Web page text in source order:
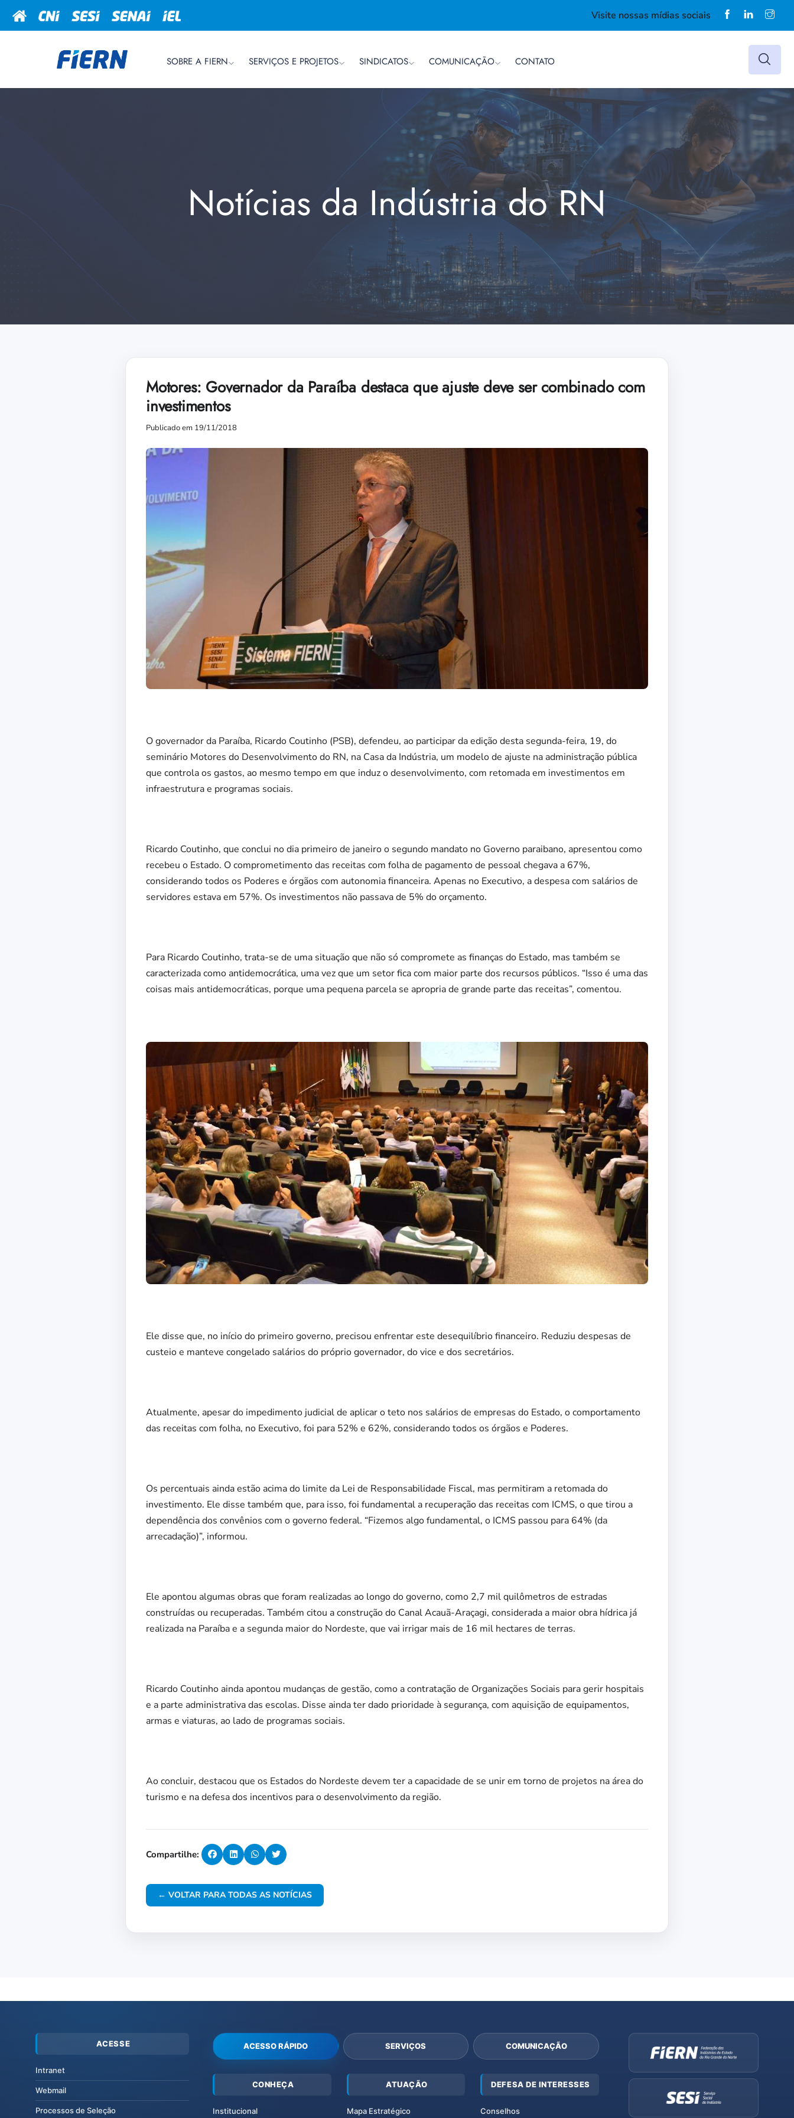
Visite nossas mídias sociais
SOBRE A FIERN SERVIÇOS E PROJETOS SINDICATOS COMUNICAÇÃO CONTATO
Notícias da Indústria do RN
Motores: Governador da Paraíba destaca que ajuste deve ser combinado com
investimentos
Publicado em 19/11/2018
O governador da Paraíba, Ricardo Coutinho (PSB), defendeu, ao participar da edição desta segunda-feira, 19, do
seminário Motores do Desenvolvimento do RN, na Casa da Indústria, um modelo de ajuste na administração pública
que controla os gastos, ao mesmo tempo em que induz o desenvolvimento, com retomada em investimentos em
infraestrutura e programas sociais.
Ricardo Coutinho, que conclui no dia primeiro de janeiro o segundo mandato no Governo paraibano, apresentou como
recebeu o Estado. O comprometimento das receitas com folha de pagamento de pessoal chegava a 67%,
considerando todos os Poderes e órgãos com autonomia financeira. Apenas no Executivo, a despesa com salários de
servidores estava em 57%. Os investimentos não passava de 5% do orçamento.
Para Ricardo Coutinho, trata-se de uma situação que não só compromete as finanças do Estado, mas também se
caracterizada como antidemocrática, uma vez que um setor fica com maior parte dos recursos públicos. “Isso é uma das
coisas mais antidemocráticas, porque uma pequena parcela se apropria de grande parte das receitas”, comentou.
Ele disse que, no início do primeiro governo, precisou enfrentar este desequilíbrio financeiro. Reduziu despesas de
custeio e manteve congelado salários do próprio governador, do vice e dos secretários.
Atualmente, apesar do impedimento judicial de aplicar o teto nos salários de empresas do Estado, o comportamento
das receitas com folha, no Executivo, foi para 52% e 62%, considerando todos os órgãos e Poderes.
Os percentuais ainda estão acima do limite da Lei de Responsabilidade Fiscal, mas permitiram a retomada do
investimento. Ele disse também que, para isso, foi fundamental a recuperação das receitas com ICMS, o que tirou a
dependência dos convênios com o governo federal. “Fizemos algo fundamental, o ICMS passou para 64% (da
arrecadação)”, informou.
Ele apontou algumas obras que foram realizadas ao longo do governo, como 2,7 mil quilômetros de estradas
construídas ou recuperadas. Também citou a construção do Canal Acauã-Araçagi, considerada a maior obra hídrica já
realizada na Paraíba e a segunda maior do Nordeste, que vai irrigar mais de 16 mil hectares de terras.
Ricardo Coutinho ainda apontou mudanças de gestão, como a contratação de Organizações Sociais para gerir hospitais
e a parte administrativa das escolas. Disse ainda ter dado prioridade à segurança, com aquisição de equipamentos,
armas e viaturas, ao lado de programas sociais.
Ao concluir, destacou que os Estados do Nordeste devem ter a capacidade de se unir em torno de projetos na área do
turismo e na defesa dos incentivos para o desenvolvimento da região.
Compartilhe:
← VOLTAR PARA TODAS AS NOTÍCIAS
ACESSE
Intranet
Webmail
Processos de Seleção
ACESSO RÁPIDO SERVIÇOS COMUNICAÇÃO
CONHEÇA
Institucional
ATUAÇÃO
Mapa Estratégico
DEFESA DE INTERESSES
Conselhos